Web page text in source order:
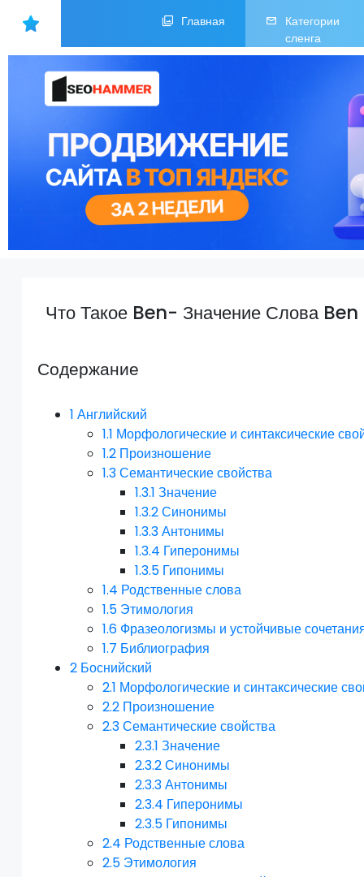
Главная
Категории
сленга
Что Такое Ben- Значение Слова Ben
Содержание
1 Английский
1.1 Морфологические и синтаксические
1.2 Произношение
1.3Семантические свойства
1.3.1 Значение
1.3.2Синонимы
1.3.3Антонимы
1.3.4 Гиперонимы
1.3.5 Гипонимы
1.4 Родственные слова
1.5 Этимология
1.6 Фразеологизмы и устойчивые
1.7 Библиография
2 Боснийский
2.1 Морфологические и синтаксические
2.2 Произношение
2.3Семантические свойства
2.3.1 Значение
2.3.2Синонимы
2.3.3Антонимы
2.3.4 Гиперонимы
2.3.5 Гипонимы
2.4 Родственные слова
2.5 Этимология